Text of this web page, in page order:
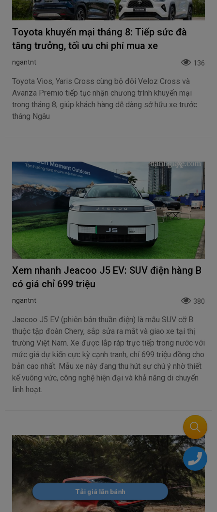
Toyota khuyến mại tháng 8: Tiếp sức đà
tăng trưởng, tối ưu chi phí mua xe
ngantnt 136
Toyota Vios, Yaris Cross cùng bộ đôi Veloz Cross và
Avanza Premio tiếp tục nhận chương trình khuyến mại
trong tháng 8, giúp khách hàng dễ dàng sở hữu xe trước
tháng Ngâu
Xem nhanh Jeacoo J5 EV: SUV điện hàng B
có giá chỉ 699 triệu
ngantnt 380
Jaecoo J5 EV (phiên bản thuần điện) là mẫu SUV cỡ B
thuộc tập đoàn Chery, sắp sửa ra mắt và giao xe tại thị
trường Việt Nam. Xe được lắp ráp trực tiếp trong nước với
mức giá dự kiến cực kỳ cạnh tranh, chỉ 699 triệu đồng cho
bản cao nhất. Mẫu xe này đang thu hút sự chú ý nhờ thiết
kế vuông vức, công nghệ hiện đại và khả năng di chuyển
linh hoạt.
Tải giá lăn bánh